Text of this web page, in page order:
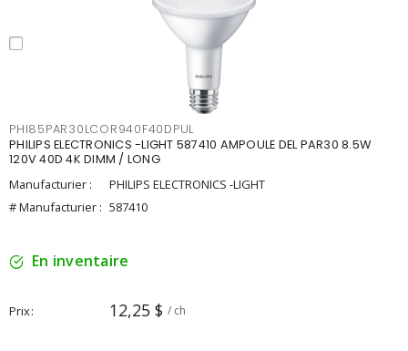
PHI85PAR30LCOR940F40DPUL
PHILIPS ELECTRONICS -LIGHT 587410 AMPOULE DEL PAR30 8.5W
120V 40D 4K DIMM / LONG
Manufacturier :
PHILIPS ELECTRONICS -LIGHT
# Manufacturier : 587410
En inventaire
Prix 12,25 $ / ch